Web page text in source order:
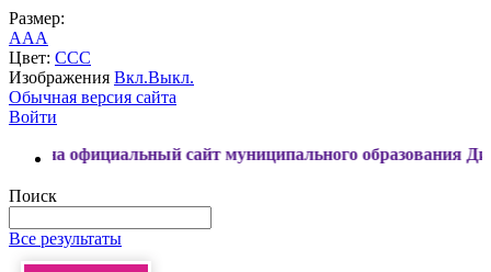
Размер:
AAA
Цвет: CCC
Изображения Вкл.Выкл.
Обычная версия сайта
Войти
сайт муниципального образования Динской
Поиск
Все результаты